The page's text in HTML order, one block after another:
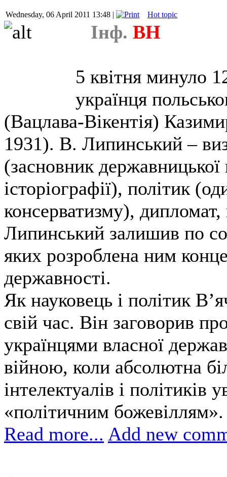
Wednesday, 06 April 2011 13:48 | Hot topic
Інф. ВН
5 квітня минуло
українця
(Вацлава-Вікентія)
1931). В. Липинський –
(засновник державницької
історіографії), політик
консерватизму),
Липинський залишив по
яких розроблена ним
державності.
Як науковець і політик
свій час. Він заговорив
українцями власної
війною, коли абсолютна
інтелектуалів і політиків
«політичним божевіллям».
Read more... Add new